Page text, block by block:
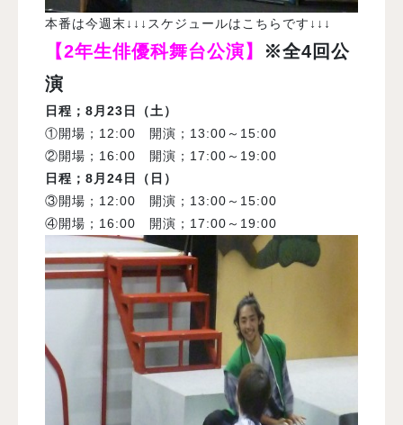
本番は今週末↓↓↓スケジュールはこちらです↓↓↓
【2年生俳優科舞台公演】 ※全4回公
演
日程；8月23日（土）
①開場；12:00 開演；13:00～15:00
②開場；16:00 開演；17:00～19:00
日程；8月24日（日）
③開場；12:00 開演；13:00～15:00
④開場；16:00 開演；17:00～19:00